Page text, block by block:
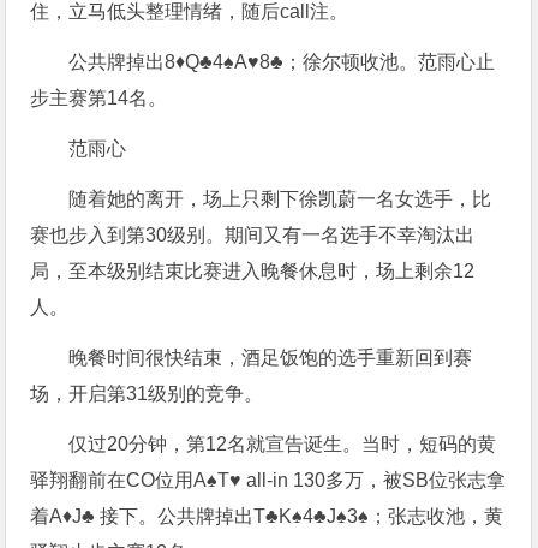
住，立马低头整理情绪，随后call注。
公共牌掉出8♦Q♣4♠A♥8♣；徐尔顿收池。范雨心止
步主赛第14名。
范雨心
随着她的离开，场上只剩下徐凯蔚一名女选手，比
赛也步入到第30级别。期间又有一名选手不幸淘汰出
局，至本级别结束比赛进入晚餐休息时，场上剩余12
人。
晚餐时间很快结束，酒足饭饱的选手重新回到赛
场，开启第31级别的竞争。
仅过20分钟，第12名就宣告诞生。当时，短码的黄
驿翔翻前在CO位用A♠T♥ all-in 130多万，被SB位张志拿
着A♦J♣ 接下。公共牌掉出T♣K♠4♣J♠3♠；张志收池，黄